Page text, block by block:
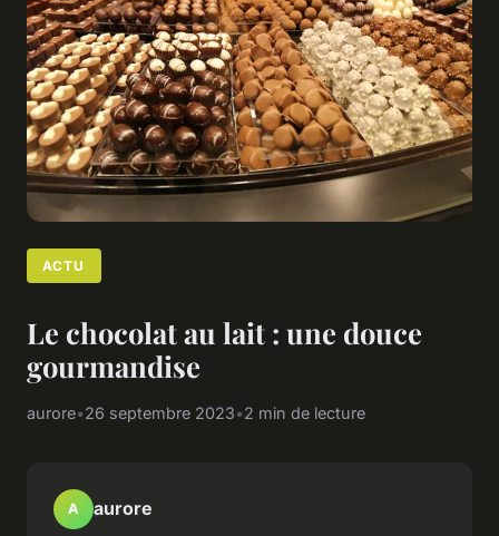
ACTU
Le chocolat au lait : une douce
gourmandise
aurore•26 septembre 2023•2 min de lecture
A aurore